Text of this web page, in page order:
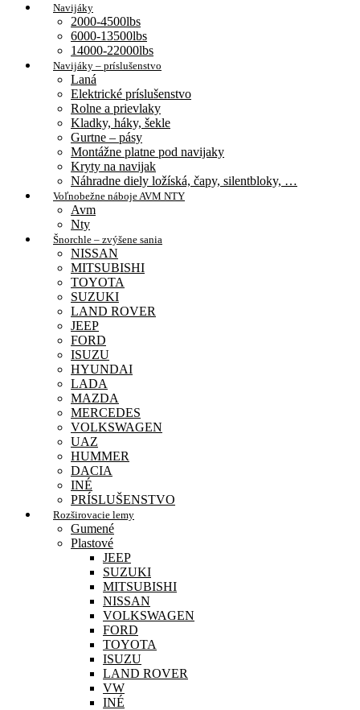
Navijáky
2000-4500lbs
6000-13500lbs
14000-22000lbs
Navijáky – príslušenstvo
Laná
Elektrické príslušenstvo
Rolne a prievlaky
Kladky, háky, šekle
Gurtne – pásy
Montážne platne pod navijaky
Kryty na navijak
Náhradne diely ložíská, čapy, silentbloky, …
Voľnobežne náboje AVM NTY
Avm
Nty
Šnorchle – zvýšene sania
NISSAN
MITSUBISHI
TOYOTA
SUZUKI
LAND ROVER
JEEP
FORD
ISUZU
HYUNDAI
LADA
MAZDA
MERCEDES
VOLKSWAGEN
UAZ
HUMMER
DACIA
INÉ
PRÍSLUŠENSTVO
Rozširovacie lemy
Gumené
Plastové
JEEP
SUZUKI
MITSUBISHI
NISSAN
VOLKSWAGEN
FORD
TOYOTA
ISUZU
LAND ROVER
VW
INÉ